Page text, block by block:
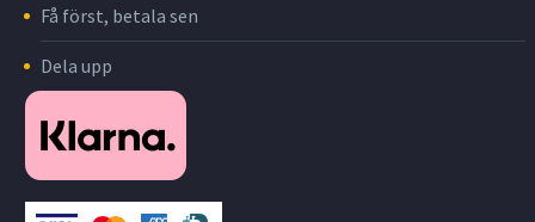
Få först, betala sen
Dela upp